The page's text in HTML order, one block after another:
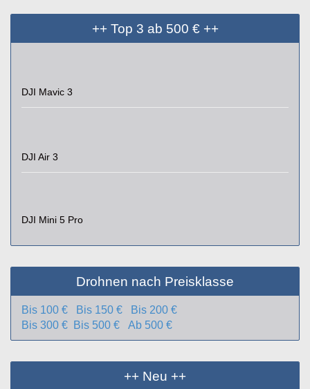
++ Top 3 ab 500 € ++
DJI Mavic 3
DJI Air 3
DJI Mini 5 Pro
Drohnen nach Preisklasse
Bis 100 € Bis 150 €
Bis 200 €
Bis 300 € Bis 500 € Ab 500 €
++ Neu ++